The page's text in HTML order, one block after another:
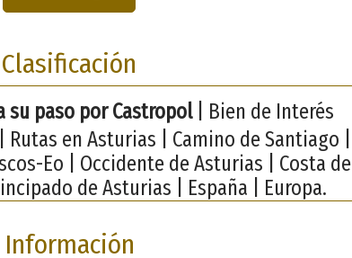
Clasificación
su paso por Castropol| Bien de Interés
en Asturias | Camino de Santiago |
Eo | Occidente de Asturias | Costa de
de Asturias | España | Europa.
Información